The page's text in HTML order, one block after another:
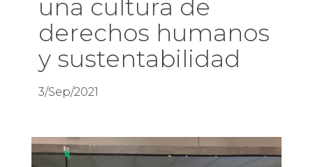
una cultura de
derechos humanos
y sustentabilidad
3/Sep/2021